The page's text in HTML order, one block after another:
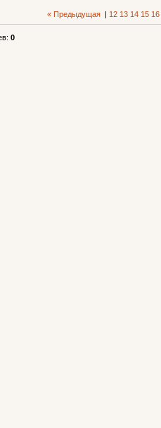
« Предыдущая | 12 13 14 15 16
: 0